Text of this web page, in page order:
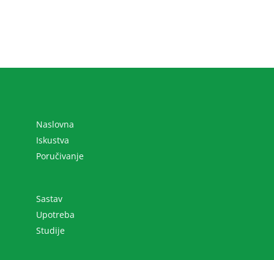
Naslovna
Iskustva
Poručivanje
Sastav
Upotreba
Studije